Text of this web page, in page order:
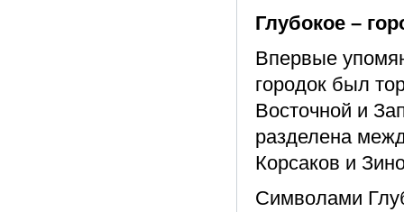
Глубокое –
Впервые
городок был
Восточной и
разделена
Корсаков и
Символами